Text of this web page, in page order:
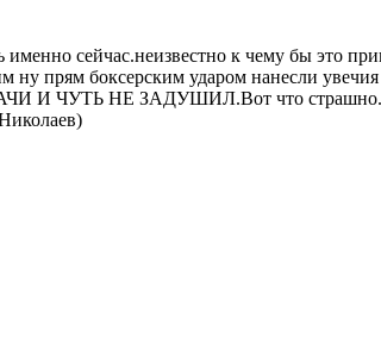
сейчас.неизвестно к чему бы это
ну прям боксерским ударом
НЕ ЗАДУШИЛ.Вот что страшно.Так